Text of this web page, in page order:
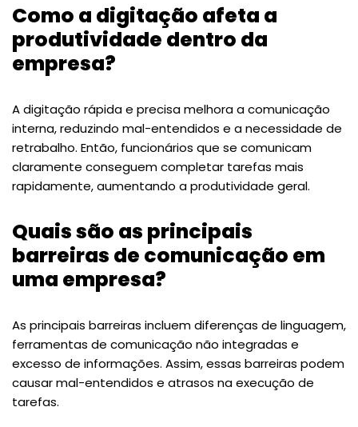
Como a digitação afeta a
produtividade dentro da
empresa?
A digitação rápida e precisa melhora a comunicação
interna, reduzindo mal-entendidos e a necessidade de
retrabalho. Então, funcionários que se comunicam
claramente conseguem completar tarefas mais
rapidamente, aumentando a produtividade geral.
Quais são as principais
barreiras de comunicação em
uma empresa?
As principais barreiras incluem diferenças de linguagem,
ferramentas de comunicação não integradas e
excesso de informações. Assim, essas barreiras podem
causar mal-entendidos e atrasos na execução de
tarefas.